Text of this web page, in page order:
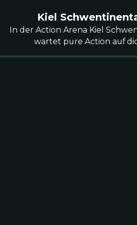
Kiel
In der Action Arena Kiel
wartet pure Action auf